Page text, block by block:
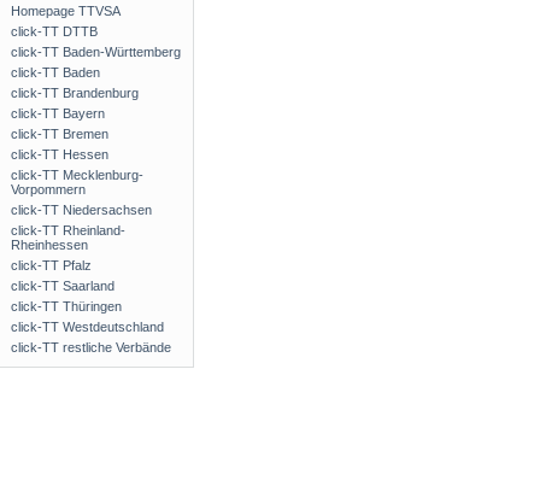
Homepage TTVSA
click-TT DTTB
click-TT Baden-Württemberg
click-TT Baden
click-TT Brandenburg
click-TT Bayern
click-TT Bremen
click-TT Hessen
click-TT Mecklenburg-
Vorpommern
click-TT Niedersachsen
click-TT Rheinland-
Rheinhessen
click-TT Pfalz
click-TT Saarland
click-TT Thüringen
click-TT Westdeutschland
click-TT restliche Verbände